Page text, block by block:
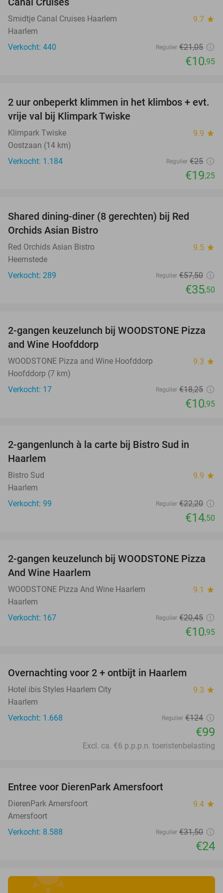
Smidtje Canal Cruises Haarlem 9.7 star
Haarlem
Verkocht: 440
Regulier €21,05
€10,95
23%
2 uur onbeperkt klimmen in het klimbos + evt.
vrije val bij Klimpark Twiske
Klimpark Twiske 9.9 star
Oostzaan (14 km)
Verkocht: 1.184
Regulier €25
€19,25
Shared dining-diner (8 gerechten) bij Red
Orchids Asian Bistro
Red Orchids Asian Bistro 9.5 star
Heemstede
Verkocht: 289
Regulier €57,50
€35,50
40%
2-gangen keuzelunch bij WOODSTONE Pizza
and Wine Hoofddorp
WOODSTONE Pizza and Wine Hoofddorp 9.3 star
Hoofddorp (7 km)
Verkocht: 17
Regulier €18,25
€10,95
2-gangenlunch à la carte bij Bistro Sud in
Haarlem
Bistro Sud 9.9 star
Haarlem
Verkocht: 99
Regulier €22,20
€14,50
46%
2-gangen keuzelunch bij WOODSTONE Pizza
And Wine Haarlem
WOODSTONE Pizza And Wine Haarlem 9.1 star
Haarlem
Verkocht: 167
Regulier €20,45
€10,95
Overnachting voor 2 + ontbijt in Haarlem
Hotel ibis Styles Haarlem City 9.3 star
Haarlem
Verkocht: 1.668
Regulier €124
€99
Excl. ca. €6 p.p.p.n. toeristenbelasting
Entree voor DierenPark Amersfoort
DierenPark Amersfoort 9.4 star
Amersfoort
Verkocht: 8.588
Regulier €31,50
€24